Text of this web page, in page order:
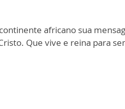
africano sua
Que vive e reina para